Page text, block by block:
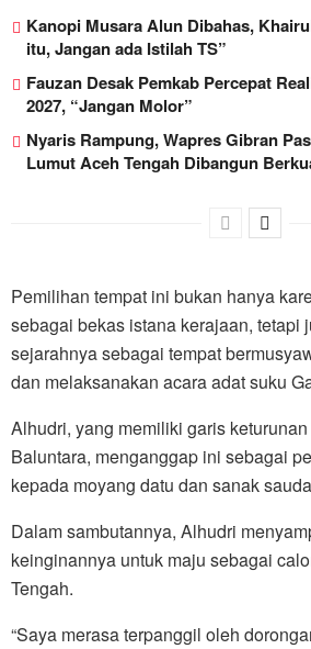
Kanopi Musara Alun Dibahas,
itu, Jangan ada Istilah TS”
Fauzan Desak Pemkab Percepat
2027, “Jangan Molor”
Nyaris Rampung, Wapres Gibran
Lumut Aceh Tengah Dibangun
Pemilihan tempat ini bukan hanya
sebagai bekas istana kerajaan, tetapi
sejarahnya sebagai tempat
dan melaksanakan acara adat suku
Alhudri, yang memiliki garis
Baluntara, menganggap ini sebagai
kepada moyang datu dan sanak
Dalam sambutannya, Alhudri
keinginannya untuk maju sebagai
Tengah.
“Saya merasa terpanggil oleh